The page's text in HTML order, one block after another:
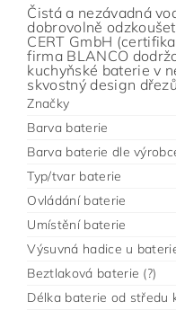
Čistá a nezávadná
dobrovolně
CERT GmbH
firma BLANCO
kuchyňské baterie v
skvostný design
Značky
Barva baterie
Barva baterie dle
Typ/tvar baterie
Ovládání baterie
Umístění baterie
Výsuvná hadice u
Beztlaková baterie (?)
Délka baterie od středu